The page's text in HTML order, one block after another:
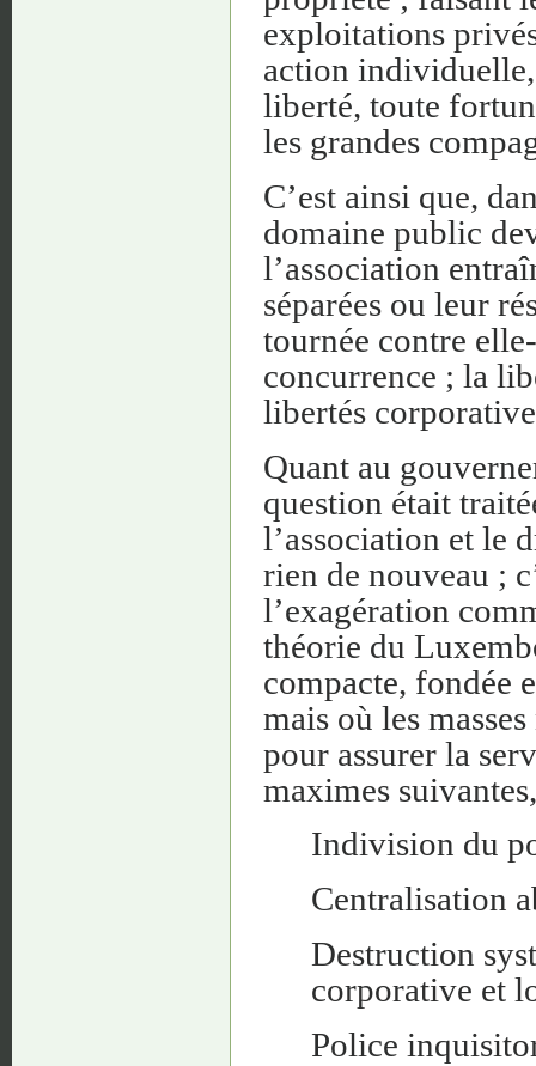
exploitations
action individuelle,
liberté, toute
les grandes
C’est ainsi que,
domaine public
l’association
séparées ou leur
tournée contre
concurrence ; la
libertés
Quant au
question était
l’association et le
rien de nouveau ;
l’exagération
théorie du
compacte, fondée
mais où les
pour assurer la
maximes
Indivision du
Centralisation
Destruction
corporative et
Police